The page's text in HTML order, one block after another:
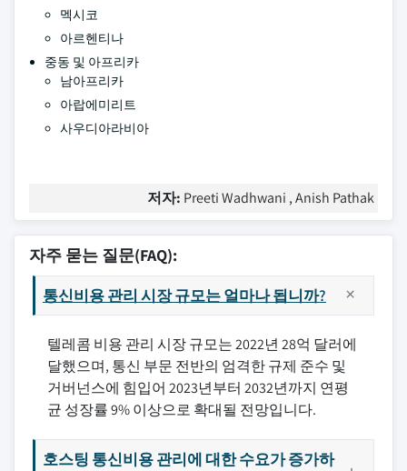
멕시코
아르헨티나
중동 및 아프리카
남아프리카
아랍에미리트
사우디아라비아
저자: Preeti Wadhwani , Anish Pathak
자주 묻는 질문(FAQ):
통신비용 관리 시장 규모는 얼마나 됩니까?
텔레콤 비용 관리 시장 규모는 2022년 28억 달러에
달했으며, 통신 부문 전반의 엄격한 규제 준수 및
거버넌스에 힘입어 2023년부터 2032년까지 연평
균 성장률 9% 이상으로 확대될 전망입니다.
호스팅 통신비용 관리에 대한 수요가 증가하